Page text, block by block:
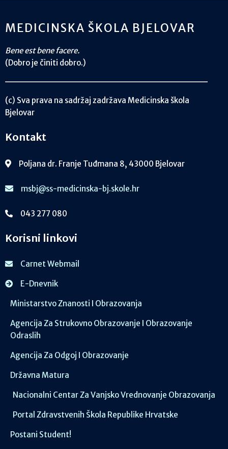
MEDICINSKA ŠKOLA BJELOVAR
Bene est bene facere.
(Dobro je činiti dobro.)
(c) Sva prava na sadržaj zadržava Medicinska škola
Bjelovar
Kontakt
Poljana dr. Franje Tuđmana 8, 43000 Bjelovar
msbj@ss-medicinska-bj.skole.hr
043 277 080
Korisni linkovi
Carnet Webmail
E-Dnevnik
Ministarstvo Znanosti I Obrazovanja
Agencija Za Strukovno Obrazovanje I Obrazovanje
Odraslih
Agencija Za Odgoj I Obrazovanje
Državna Matura
Nacionalni Centar Za Vanjsko Vrednovanje Obrazovanja
Portal Zdravstvenih Škola Republike Hrvatske
Postani Student!